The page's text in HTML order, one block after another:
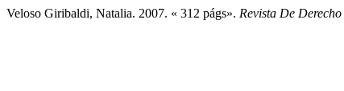
Veloso Giribaldi, Natalia. 2007. « 312 págs». Revista De Derecho